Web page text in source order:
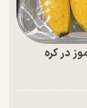
در کره